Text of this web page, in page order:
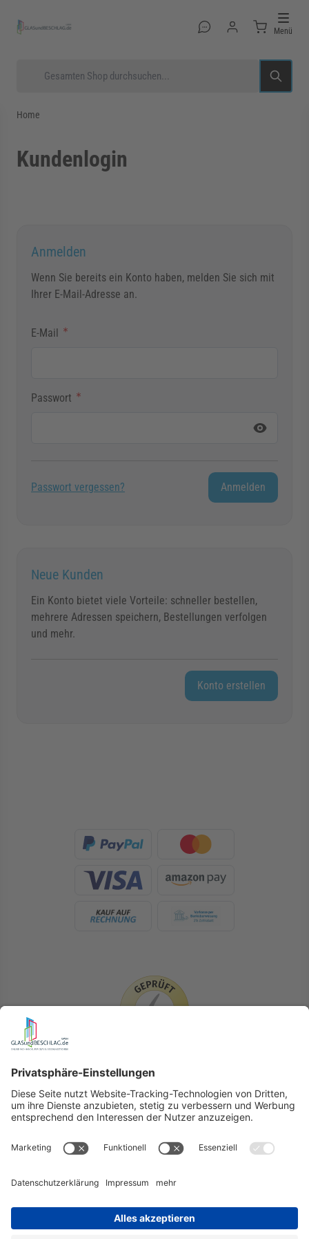
Menü
für Kategorie Glastüren anzeigen
für Kategorie Beschläge anzeigen
für Kategorie Zargen anzeigen
für Kategorie Angebote anzeigen
Home
Kundenlogin
Anmelden
Wenn Sie bereits ein Konto haben, melden Sie sich mit
Ihrer E-Mail-Adresse an.
E-Mail
Passwort
Anmelden
Passwort vergessen?
Neue Kunden
Ein Konto bietet viele Vorteile: schneller bestellen,
mehrere Adressen speichern, Bestellungen verfolgen
und mehr.
Konto erstellen
HerstellerBeratungFAQGlossarKontaktNewsletterTEAM
Widerruf